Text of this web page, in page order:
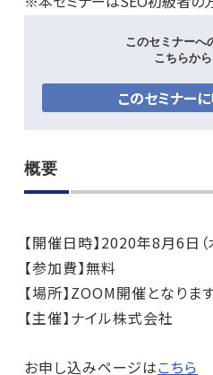
このセミナーへ
こちらか
このセミナー
概要
【開催日時】2020年8月6日
【参加費】無料
【場所】ZOOM開催となりま
【主催】ナイル株式会社
お申し込みページはこちら